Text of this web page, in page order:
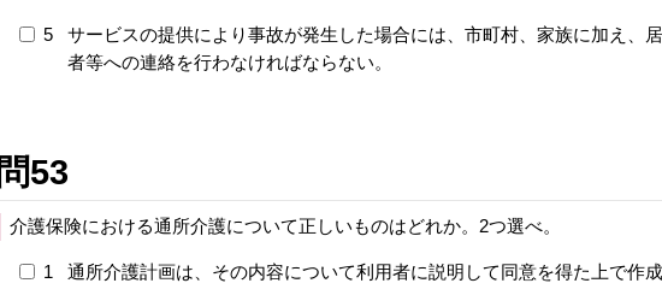
5
サービスの提供により事故が発生した場合には、市町村、家族に加え、
者等への連絡を行わなければならない。
問53
介護保険における通所介護について正しいものはどれか。2つ選べ。
1
通所介護計画は、その内容について利用者に説明して同意を得た上で作